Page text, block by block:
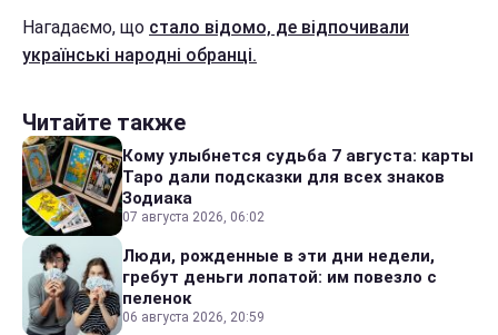
Нагадаємо, що стало відомо, де відпочивали
українські народні обранці.
Читайте также
Кому улыбнется судьба 7 августа: карты
Таро дали подсказки для всех знаков
Зодиака
07 августа 2026, 06:02
Люди, рожденные в эти дни недели,
гребут деньги лопатой: им повезло с
пеленок
06 августа 2026, 20:59